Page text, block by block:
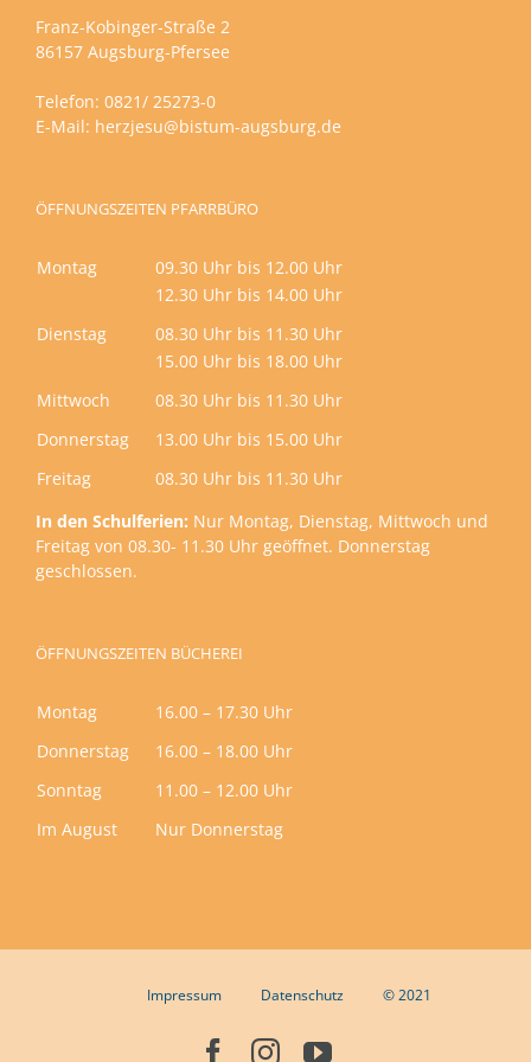
Franz-Kobinger-Straße 2
86157 Augsburg-Pfersee
Telefon: 0821/ 25273-0
E-Mail: herzjesu@bistum-augsburg.de
ÖFFNUNGSZEITEN PFARRBÜRO
Montag
09.30 Uhr bis 12.00 Uhr
12.30 Uhr bis 14.00 Uhr
Dienstag
08.30 Uhr bis 11.30 Uhr
15.00 Uhr bis 18.00 Uhr
Mittwoch
08.30 Uhr bis 11.30 Uhr
Donnerstag
13.00 Uhr bis 15.00 Uhr
Freitag
08.30 Uhr bis 11.30 Uhr
In den Schulferien: Nur Montag, Dienstag, Mittwoch und
Freitag von 08.30- 11.30 Uhr geöffnet. Donnerstag
geschlossen.
ÖFFNUNGSZEITEN BÜCHEREI
Montag
16.00 – 17.30 Uhr
Donnerstag
16.00 – 18.00 Uhr
Sonntag
11.00 – 12.00 Uhr
Im August
Nur Donnerstag
Impressum Datenschutz © 2021
Facebook
Instagram
YouTube